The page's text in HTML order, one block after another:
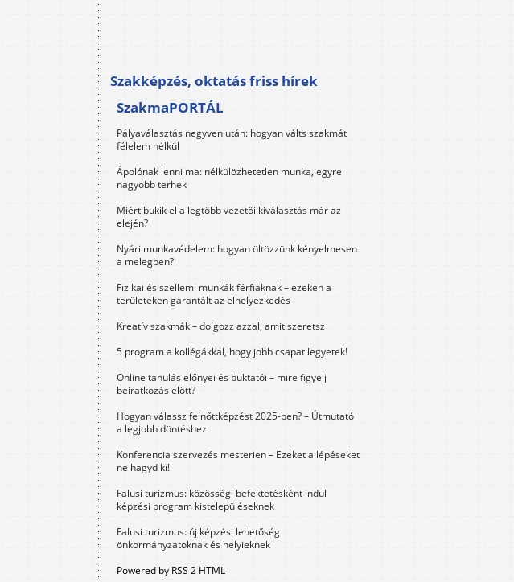
Szakképzés, oktatás friss hírek
SzakmaPORTÁL
Pályaválasztás negyven után: hogyan válts szakmát
félelem nélkül
Ápolónak lenni ma: nélkülözhetetlen munka, egyre
nagyobb terhek
Miért bukik el a legtöbb vezetői kiválasztás már az
elején?
Nyári munkavédelem: hogyan öltözzünk kényelmesen
a melegben?
Fizikai és szellemi munkák férfiaknak – ezeken a
területeken garantált az elhelyezkedés
Kreatív szakmák – dolgozz azzal, amit szeretsz
5 program a kollégákkal, hogy jobb csapat legyetek!
Online tanulás előnyei és buktatói – mire figyelj
beiratkozás előtt?
Hogyan válassz felnőttképzést 2025-ben? – Útmutató
a legjobb döntéshez
Konferencia szervezés mesterien – Ezeket a lépéseket
ne hagyd ki!
Falusi turizmus: közösségi befektetésként indul
képzési program kistelepüléseknek
Falusi turizmus: új képzési lehetőség
önkormányzatoknak és helyieknek
Powered by RSS 2 HTML